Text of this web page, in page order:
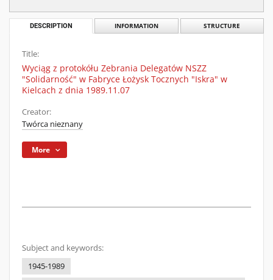
DESCRIPTION INFORMATION STRUCTURE
Title:
Wyciąg z protokółu Zebrania Delegatów NSZZ
"Solidarność" w Fabryce Łożysk Tocznych "Iskra" w
Kielcach z dnia 1989.11.07
Creator:
Twórca nieznany
More
Subject and keywords:
1945-1989